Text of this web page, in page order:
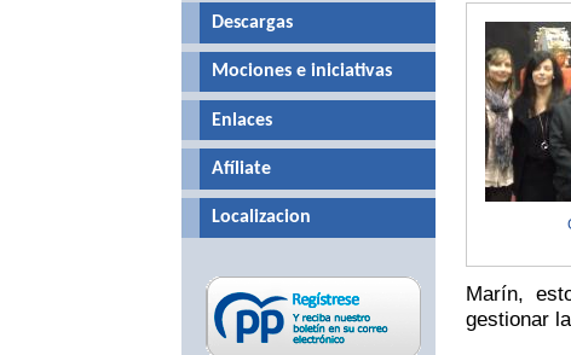
Marín,
gestionar
Descargas
Mociones e iniciativas
Enlaces
Afíliate
Localizacion